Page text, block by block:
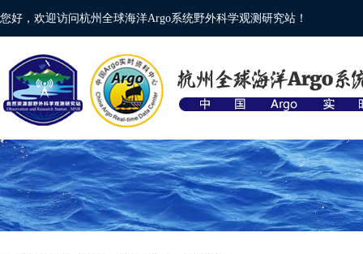
您好，欢迎访问杭州全球海洋Argo系统野外科学观测研究站！